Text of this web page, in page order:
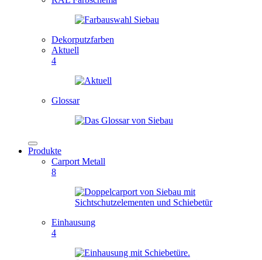
Dekorputzfarben
Aktuell
4
Glossar
Produkte
Carport Metall
8
Einhausung
4